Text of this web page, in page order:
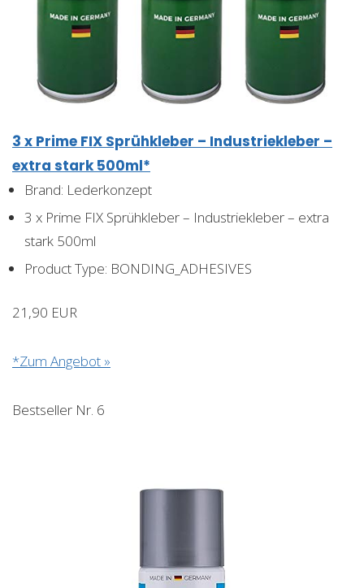
3 x Prime FIX Sprühkleber – Industriekleber –
extra stark 500ml*
Brand: Lederkonzept
3 x Prime FIX Sprühkleber – Industriekleber – extra
stark 500ml
Product Type: BONDING_ADHESIVES
21,90 EUR
*Zum Angebot »
Bestseller Nr. 6